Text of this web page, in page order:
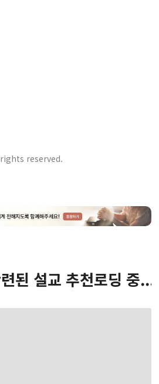
rights reserved.
된 설교 추천로딩 중...